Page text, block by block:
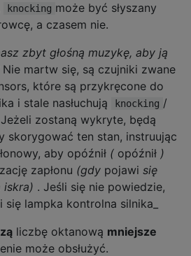
knocking może być słyszany
a czasem nie.
zbyt głośną muzykę, aby ją
Nie martw się, są czujniki zwane
które są przykręcone do
i stale nasłuchują
knocking /
zostaną wykryte, będą
skorygować ten stan, instruując
aby opóźnił ( opóźnił )
zapłonu (gdy pojawi się
iskra) . Jeśli się nie powiedzie,
lampka kontrolna silnika_
liczbę oktanową mniejsze
może obsłużyć.